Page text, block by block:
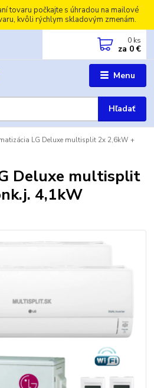
tovaru počkajte s úhradou na mailové
kvôli rýchlym skladovým zmenám.
Menu
Hľadať
0 ks
za 0 €
LG Deluxe multisplit 2x 2,6kW +
Deluxe multisplit
4,1kW